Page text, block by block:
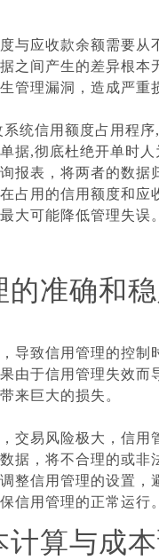
与应收款余额需要
之间产生的差异根
管理漏洞，造成严重
系统信用额度占用程序,
据,彻底杜绝开单时
报表，将两者的数
占用的信用额度和
大可能降低管理失误
准确和
导致信用管理的控
由于信用管理失效
来巨大的损失。
交易风险极大，信
据，将不合理的或
整信用管理的设置
信用管理的正常运行。
算与成本